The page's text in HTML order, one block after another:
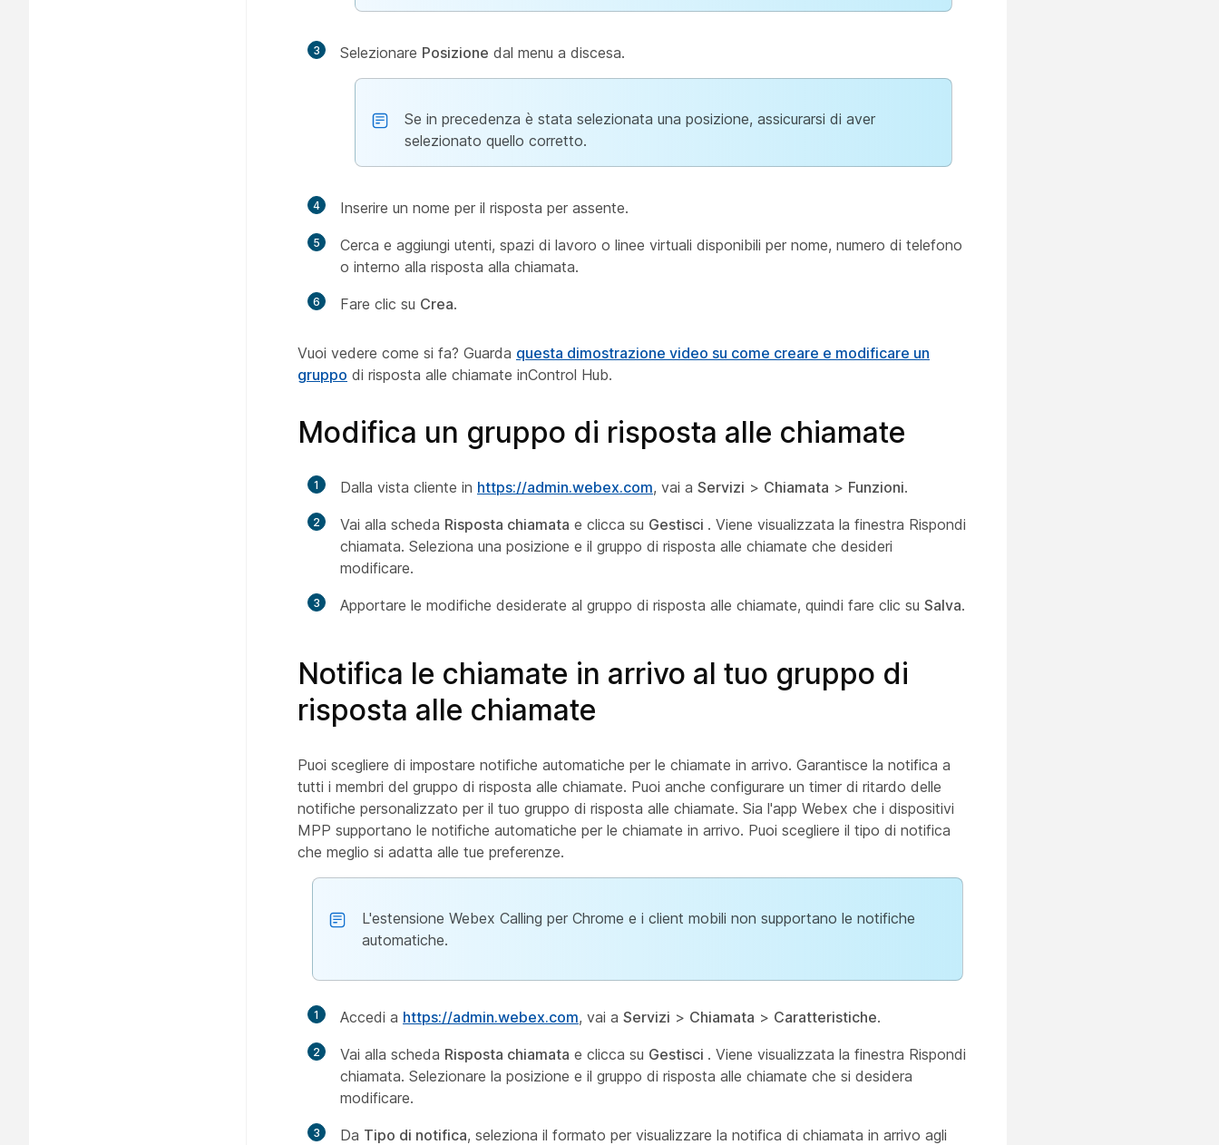
3 Selezionare Posizione dal menu a discesa.
Se in precedenza è stata selezionata una posizione, assicurarsi di aver
selezionato quello corretto.
4 Inserire un nome per il risposta per assente.
5
Cerca e aggiungi utenti, spazi di lavoro o linee virtuali disponibili per nome, numero di telefono
o interno alla risposta alla chiamata.
6 Fare clic su Crea.
Vuoi vedere come si fa? Guarda questa dimostrazione video su come creare e modificare un
gruppo di risposta alle chiamate inControl Hub.
Modifica un gruppo di risposta alle chiamate
1 Dalla vista cliente in https://admin.webex.com, vai a Servizi > Chiamata > Funzioni.
2 Vai alla scheda Risposta chiamata e clicca su Gestisci . Viene visualizzata la finestra Rispondi
chiamata. Seleziona una posizione e il gruppo di risposta alle chiamate che desideri
modificare.
3 Apportare le modifiche desiderate al gruppo di risposta alle chiamate, quindi fare clic su Salva.
Notifica le chiamate in arrivo al tuo gruppo di
risposta alle chiamate
Puoi scegliere di impostare notifiche automatiche per le chiamate in arrivo. Garantisce la notifica a
tutti i membri del gruppo di risposta alle chiamate. Puoi anche configurare un timer di ritardo delle
notifiche personalizzato per il tuo gruppo di risposta alle chiamate. Sia l'app Webex che i dispositivi
MPP supportano le notifiche automatiche per le chiamate in arrivo. Puoi scegliere il tipo di notifica
che meglio si adatta alle tue preferenze.
L'estensione Webex Calling per Chrome e i client mobili non supportano le notifiche
automatiche.
1 Accedi a https://admin.webex.com, vai a Servizi > Chiamata > Caratteristiche.
2 Vai alla scheda Risposta chiamata e clicca su Gestisci . Viene visualizzata la finestra Rispondi
chiamata. Selezionare la posizione e il gruppo di risposta alle chiamate che si desidera
modificare.
3 Da Tipo di notifica, seleziona il formato per visualizzare la notifica di chiamata in arrivo agli